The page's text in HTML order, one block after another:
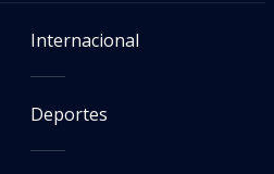
Internacional
Deportes